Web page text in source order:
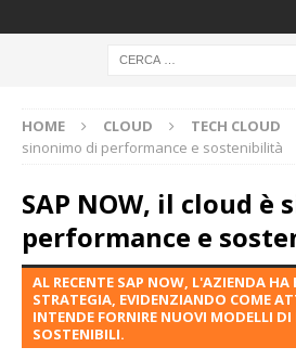
HOME CLOUD TECH CLOUD
sinonimo di performance e sostenibilità
SAP NOW, il cloud è
performance e
AL RECENTE SAP NOW, L'AZIENDA HA
STRATEGIA, EVIDENZIANDO COME
INTENDE FORNIRE NUOVI MODELLI DI
SOSTENIBILI.